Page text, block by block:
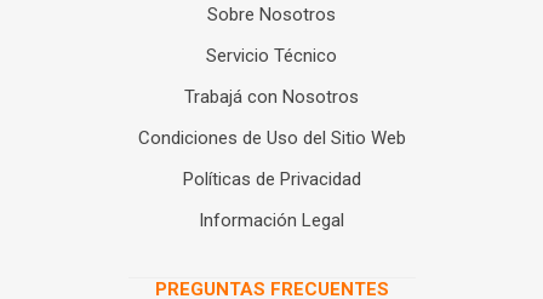
Sobre Nosotros
Servicio Técnico
Trabajá con Nosotros
Condiciones de Uso del Sitio Web
Políticas de Privacidad
Información Legal
PREGUNTAS FRECUENTES